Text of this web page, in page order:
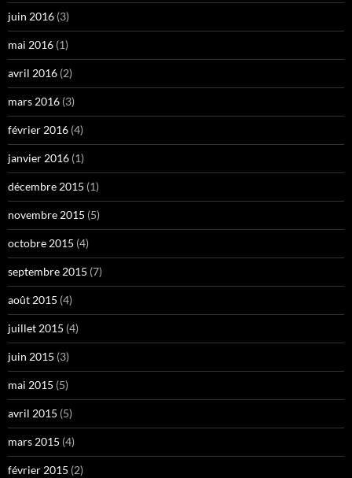
juin 2016 (3)
mai 2016 (1)
avril 2016 (2)
mars 2016 (3)
février 2016 (4)
janvier 2016 (1)
décembre 2015 (1)
novembre 2015 (5)
octobre 2015 (4)
septembre 2015 (7)
août 2015 (4)
juillet 2015 (4)
juin 2015 (3)
mai 2015 (5)
avril 2015 (5)
mars 2015 (4)
février 2015 (2)